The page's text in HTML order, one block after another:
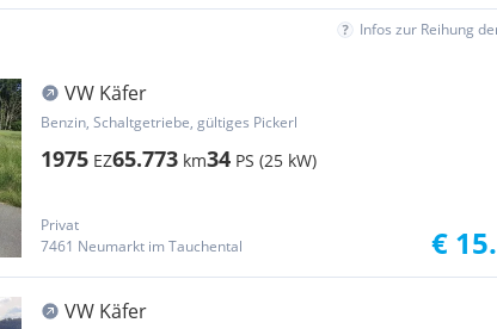
Infos zur Reihung
VW Käfer
Benzin, Schaltgetriebe, gültiges Pickerl
1975 EZ65.773 km34 PS (25 kW)
Privat
7461 Neumarkt im Tauchental
€
VW Käfer